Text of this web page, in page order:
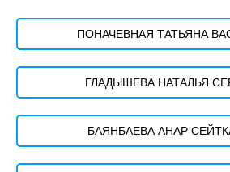
ПОНАЧЕВНАЯ ТАТЬЯНА
ГЛАДЫШЕВА НАТАЛЬЯ
БАЯНБАЕВА АНАР